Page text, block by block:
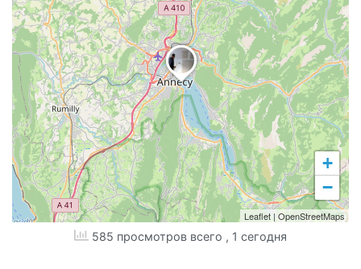
+
−
Leaflet | OpenStreetMaps
585 просмотров всего , 1 сегодня